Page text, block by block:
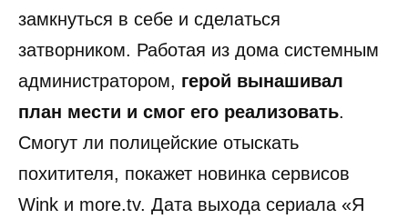
замкнуться в себе и сделаться
затворником. Работая из дома системным
администратором, герой вынашивал
план мести и смог его реализовать.
Смогут ли полицейские отыскать
похитителя, покажет новинка сервисов
Wink и more.tv. Дата выхода сериала «Я